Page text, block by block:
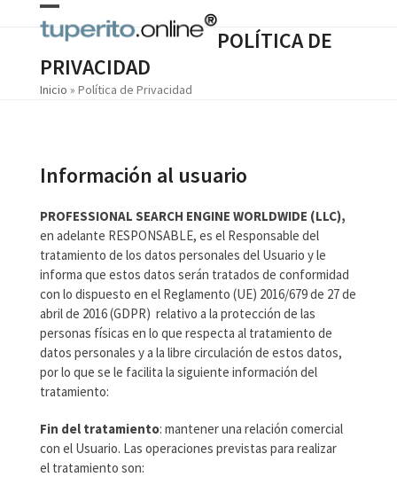
Open
mobile
menu
Close
mobile
menu
POLÍTICA DE
PRIVACIDAD
Inicio » Política de Privacidad
Información al usuario
PROFESSIONAL SEARCH ENGINE WORLDWIDE (LLC),
en adelante RESPONSABLE, es el Responsable del
tratamiento de los datos personales del Usuario y le
informa que estos datos serán tratados de conformidad
con lo dispuesto en el Reglamento (UE) 2016/679 de 27 de
abril de 2016 (GDPR) relativo a la protección de las
personas físicas en lo que respecta al tratamiento de
datos personales y a la libre circulación de estos datos,
por lo que se le facilita la siguiente información del
tratamiento:
Fin del tratamiento: mantener una relación comercial
con el Usuario. Las operaciones previstas para realizar
el tratamiento son: